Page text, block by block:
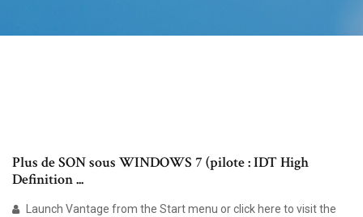
Plus de SON sous WINDOWS 7 (pilote : IDT High
Definition ...
Launch Vantage from the Start menu or click here to visit the